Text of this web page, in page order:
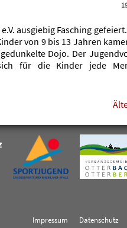
ausgiebig Fasching
von 9 bis 13 Jahren
Dojo. Der
für die Kinder jede
Impressum Datenschutz